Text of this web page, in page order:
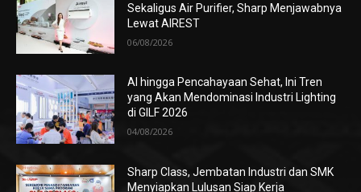
Sekaligus Air Purifier, Sharp Menjawabnya
Lewat AIREST
06/08/2026
AI hingga Pencahayaan Sehat, Ini Tren
yang Akan Mendominasi Industri Lighting
di GILF 2026
04/08/2026
Sharp Class, Jembatan Industri dan SMK
Menyiapkan Lulusan Siap Kerja